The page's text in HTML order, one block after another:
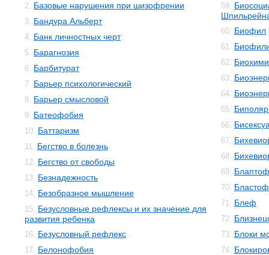
2. Базовые нарушения при шизофрении
3. Бандура Альберт
4. Банк личностных черт
5. Барагнозия
6. Барбитурат
7. Барьер психологический
8. Барьер смысловой
9. Батеофобия
10. Баттаризм
11. Бегство в болезнь
12. Бегство от свободы
13. Безнадежность
14. Безобразное мышление
15. Безусловные рефлексы и их значение для
развития ребенка
16. Безусловный рефлекс
17. Белонофобия
59.
60. Биофил
61.
62.
63.
64.
65.
66.
67.
68.
69.
70.
71. Блеф
72.
73. Блоки
74.